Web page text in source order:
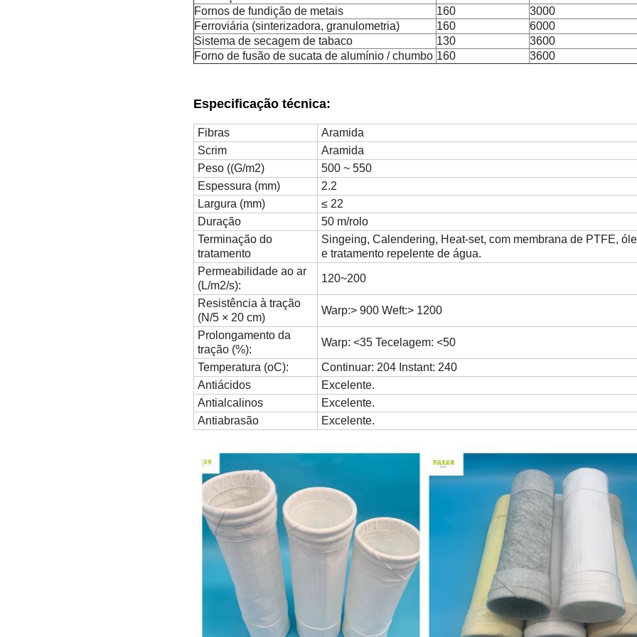
Fornos de fundição de metais
160
3000
Ferroviária (sinterizadora, granulometria)
160
6000
Sistema de secagem de tabaco
130
3600
Forno de fusão de sucata de alumínio / chumbo 160 3600
Especificação técnica:
Fibras
Aramida
Scrim
Aramida
Peso ((G/m2)
500 ~ 550
Espessura (mm)
2.2
Largura (mm)
≤ 22
Duração
50 m/rolo
Terminação do
tratamento
Singeing, Calendering, Heat-set, com membrana de PTFE,
e tratamento repelente de água.
Permeabilidade ao ar
(L/m2/s):
120~200
Resistência à tração
(N/5 × 20 cm)
Warp:> 900 Weft:> 1200
Prolongamento da
tração (%):
Warp: <35 Tecelagem: <50
Temperatura (oC):
Continuar: 204 Instant: 240
Antiácidos
Excelente.
Antialcalinos
Excelente.
Antiabrasão
Excelente.